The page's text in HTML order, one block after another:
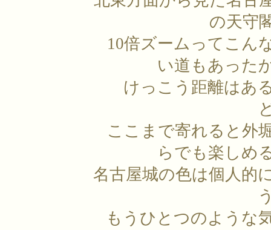
の天守
10倍ズームってこん
い道もあった
けっこう距離はあ
ここまで寄れると外
らでも楽しめ
名古屋城の色は個人的
もうひとつのような